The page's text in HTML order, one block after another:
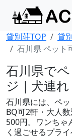
貸別荘TOP 貸
石川県 ペット
石川県で
ジ｜犬連
石川県には、ペ
BQ可2軒・大人
500円。ワンちゃ
く過ごせるプラ